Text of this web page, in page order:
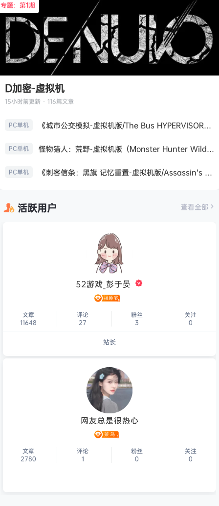
专题：第1期
D加密-虚拟机
15小时前更新 · 116篇文章
PC单机 《城市公交模拟-虚拟机版/The Bus HYPERVISOR》免安装中文版
PC单机 怪物猎人：荒野-虚拟机版（Monster Hunter Wilds HYPERVISOR）免安装中文版
PC单机 《刺客信条：黑旗 记忆重置-虚拟机版/Assassin’s Creed Black Flag Resynced HYPERVISOR》免安装中文版
活跃用户 查看全部
52游戏_彭于晏
文章
11648
评论
27
粉丝
3
关注
0
站长
个人主页
网友总是很热心
文章
2780
评论
1
粉丝
0
关注
0